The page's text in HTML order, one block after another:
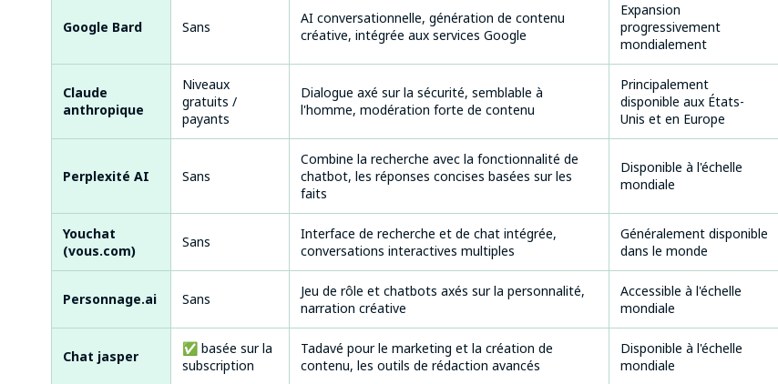
Google Bard Sans
AI conversationnelle, génération de contenu
créative, intégrée aux services Google
Expansion
progressivement
mondialement
Claude
anthropique
Niveaux
gratuits /
payants
Dialogue axé sur la sécurité, semblable à
l'homme, modération forte de contenu
Principalement
disponible aux États-
Unis et en Europe
Perplexité AI Sans
Combine la recherche avec la fonctionnalité de
chatbot, les réponses concises basées sur les
faits
Disponible à l'échelle
mondiale
Youchat
(vous.com)
Sans
Interface de recherche et de chat intégrée,
conversations interactives multiples
Généralement disponible
dans le monde
Personnage.ai Sans
Jeu de rôle et chatbots axés sur la personnalité,
narration créative
Accessible à l'échelle
mondiale
Chat jasper
✅ basée sur la
subscription
Tadavé pour le marketing et la création de
contenu, les outils de rédaction avancés
Disponible à l'échelle
mondiale